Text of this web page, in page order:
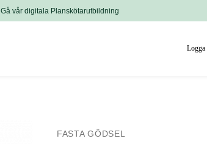
Gå vår digitala Planskötarutbildning
FASTA GÖDSEL